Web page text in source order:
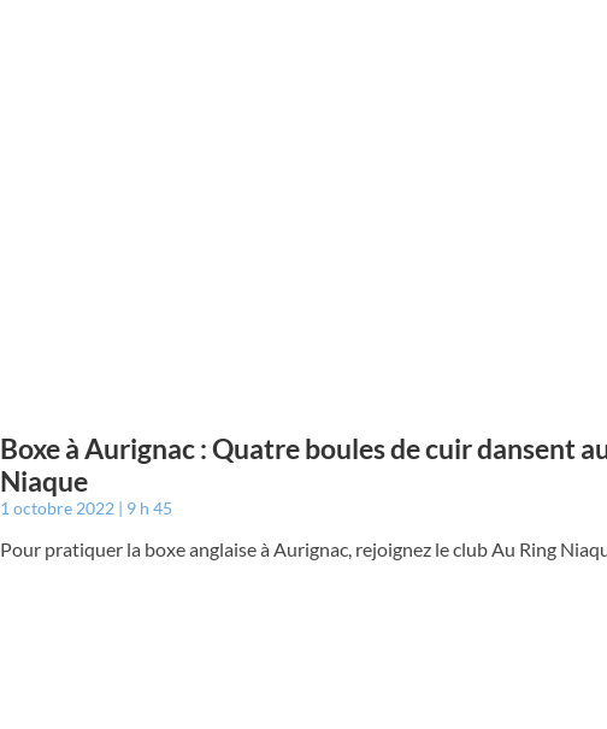
Boxe à Aurignac : Quatre boules de cuir dansent
Niaque
1 octobre 2022 9 h 45
Pour pratiquer la boxe anglaise à Aurignac, rejoignez le club Au Ring